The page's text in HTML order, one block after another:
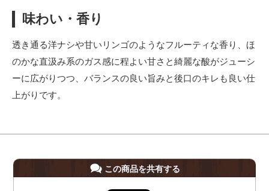
味わい・香り
透き通る洋ナシや甘いリンゴのようなフルーティな香り、ほ
のかな直汲み系のガス感に程よい甘さと綺麗な酸がジューシ
ーに広がりつつ、バランスの良い旨みと後口のキレも良い仕
上がりです。
この商品を共有する